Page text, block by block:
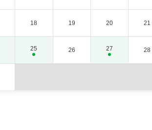
18 19 20 21
25 26 27 28